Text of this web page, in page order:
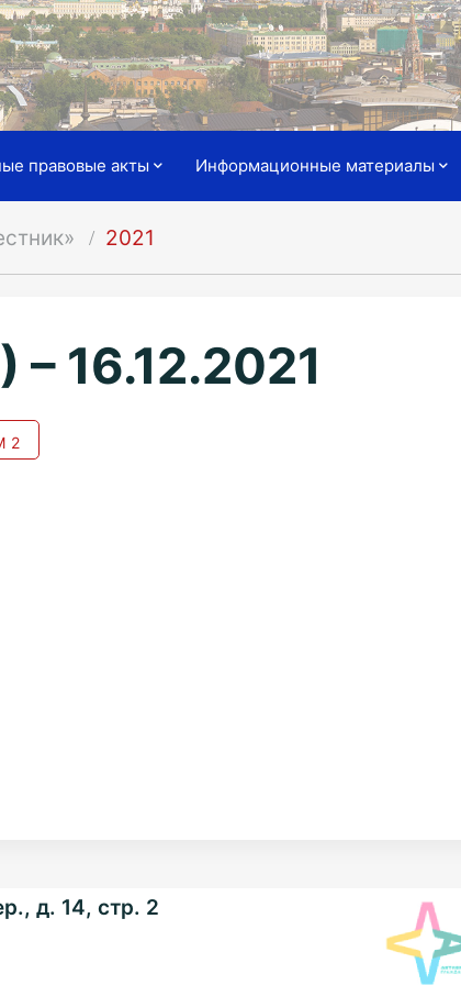
правовые акты Информационные материалы
2021
16.12.2021
2
д. 14, стр. 2